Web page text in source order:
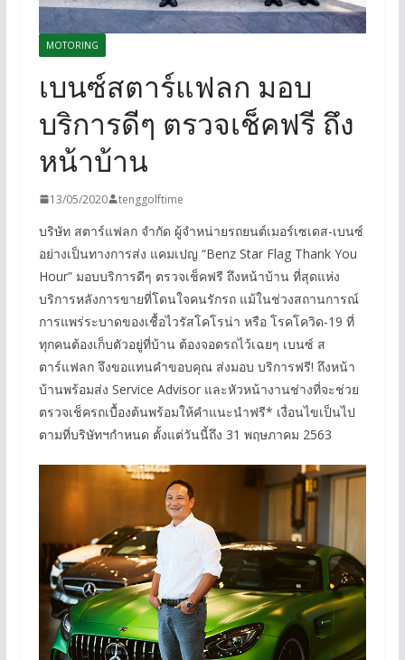
MOTORING
เบนซ์สตาร์แฟลก มอบ
บริการดีๆ ตรวจเช็คฟรี ถึง
หน้าบ้าน
13/05/2020 tenggolftime
บริษัท สตาร์แฟลก จำกัด ผู้จำหน่ายรถยนต์เมอร์เซเดส-เบนซ์
อย่างเป็นทางการส่ง แคมเปญ “Benz Star Flag Thank You
Hour” มอบบริการดีๆ ตรวจเช็คฟรี ถึงหน้าบ้าน ที่สุดแห่ง
บริการหลังการขายที่โดนใจคนรักรถ แม้ในช่วงสถานการณ์
การแพร่ระบาดของเชื้อไวรัสโคโรน่า หรือ โรคโควิด-19 ที่
ทุกคนต้องเก็บตัวอยู่ที่บ้าน ต้องจอดรถไว้เฉยๆ เบนซ์ ส
ตาร์แฟลก จึงขอแทนคำขอบคุณ ส่งมอบ บริการฟรี! ถึงหน้า
บ้านพร้อมส่ง Service Advisor และหัวหน้างานช่างที่จะช่วย
ตรวจเช็ครถเบื้องต้นพร้อมให้คำแนะนำฟรี* เงื่อนไขเป็นไป
ตามที่บริษัทฯกำหนด ตั้งแต่วันนี้ถึง 31 พฤษภาคม 2563